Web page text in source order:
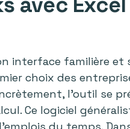
interface familière
choix des
l’outil se
Ce logiciel